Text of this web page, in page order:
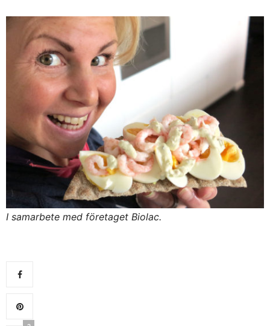
I samarbete med företaget Biolac.